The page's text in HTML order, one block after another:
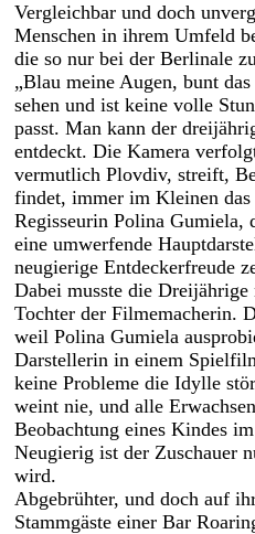
Vergleichbar und doch
Menschen in ihrem Umfeld
die so nur bei der Berlinale
„Blau meine Augen, bunt
sehen und ist keine volle
passt. Man kann der
entdeckt. Die Kamera
vermutlich Plovdiv, streift,
findet, immer im Kleinen
Regisseurin Polina
eine umwerfende
neugierige Entdeckerfreude
Dabei musste die
Tochter der Filmemacherin.
weil Polina Gumiela
Darstellerin in einem
keine Probleme die Idylle
weint nie, und alle
Beobachtung eines Kindes
Neugierig ist der Zuschauer
wird.
Abgebrühter, und doch auf
Stammgäste einer Bar